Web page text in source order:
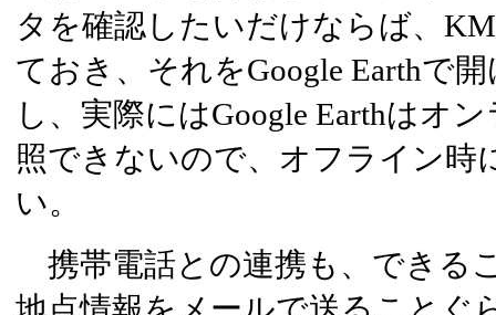
タを確認したいだけならば、
ておき、それをGoogle Earthで
し、実際にはGoogle Earthはオ
照できないので、オフライン時
い。
携帯電話との連携も、できる